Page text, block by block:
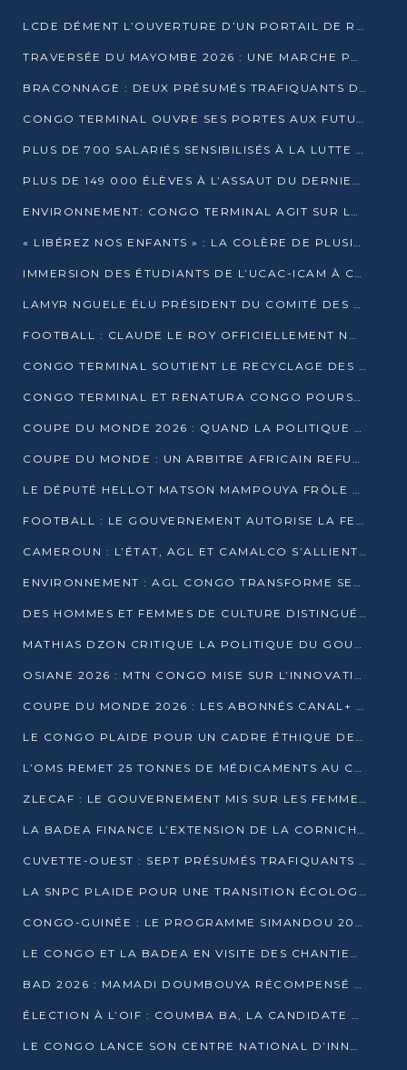
LCDE DÉMENT L’OUVERTURE D’UN PORTAIL DE RECRUTEMENT ET APPELLE À LA VIGILANCE
TRAVERSÉE DU MAYOMBE 2026 : UNE MARCHE POUR SENSIBILISER ET DÉPISTER AU DIABÈTE
BRACONNAGE : DEUX PRÉSUMÉS TRAFIQUANTS D’HIPPOPOTAME ÉCROUÉS À BRAZZAVILLE
CONGO TERMINAL OUVRE SES PORTES AUX FUTURS INGÉNIEURS DE L’UCAC-ICAM
PLUS DE 700 SALARIÉS SENSIBILISÉS À LA LUTTE CONTRE LA TUBERCULOSE À CONGO TERMINAL
PLUS DE 149 000 ÉLÈVES À L’ASSAUT DU DERNIER CEPE
ENVIRONNEMENT: CONGO TERMINAL AGIT SUR LE TERRAIN ET FORME LES PLUS JEUNES
« LIBÉREZ NOS ENFANTS » : LA COLÈRE DE PLUSIEURS MÈRES À BRAZZAVILLE CONTRE LA DGSP
IMMERSION DES ÉTUDIANTS DE L’UCAC-ICAM À CONGO TERMINAL
LAMYR NGUELE ÉLU PRÉSIDENT DU COMITÉ DES MEMBRES D’HONNEUR DU PCT
FOOTBALL : CLAUDE LE ROY OFFICIELLEMENT NOMMÉ SÉLECTIONNEUR DU CONGO
CONGO TERMINAL SOUTIENT LE RECYCLAGE DES DÉCHETS PLASTIQUES À POINTE-NOIRE
CONGO TERMINAL ET RENATURA CONGO POURSUIVENT LEUR COMBAT POUR LA BIODIVERSITÉ
COUPE DU MONDE 2026 : QUAND LA POLITIQUE MENACE L’UNIVERSALITÉ DU FOOTBALL
COUPE DU MONDE : UN ARBITRE AFRICAIN REFUSÉ À L’ENTRÉE DES ÉTATS-UNIS
LE DÉPUTÉ HELLOT MATSON MAMPOUYA FRÔLE LA MORT LORS D’UNE EMBUSCADE DZNS LE POOL
FOOTBALL : LE GOUVERNEMENT AUTORISE LA FECOFOOT À OCCUPER LES COMPLEXES SPORTIFS
CAMEROUN : L’ÉTAT, AGL ET CAMALCO S’ALLIENT POUR UN MÉGA-PROJET FERROVIAIRE
ENVIRONNEMENT : AGL CONGO TRANSFORME SES DÉCHETS EN OUTILS DE FORMATION
DES HOMMES ET FEMMES DE CULTURE DISTINGUÉS POUR LEUR ENGAGEMENT PAR BANTOU CULTURE
MATHIAS DZON CRITIQUE LA POLITIQUE DU GOUVERNEMENT ET ALERTE SUR LA DETTE DU CONGO
OSIANE 2026 : MTN CONGO MISE SUR L’INNOVATION POUR RELEVER LES DÉFIS AFRICAINS
COUPE DU MONDE 2026 : LES ABONNÉS CANAL+ AU CONGO DÉÇUS À QUELQUES JOURS DU COUP D’ENVOI
LE CONGO PLAIDE POUR UN CADRE ÉTHIQUE DE L’INTELLIGENCE ARTIFICIELLE À DAKAR
L’OMS REMET 25 TONNES DE MÉDICAMENTS AU CONGO POUR RENFORCER LA RIPOSTE AUX ÉPIDÉMIES
ZLECAF : LE GOUVERNEMENT MIS SUR LES FEMMES ENTREPRENEURES
LA BADEA FINANCE L’EXTENSION DE LA CORNICHE SUD DE BRAZZAVILLE
CUVETTE-OUEST : SEPT PRÉSUMÉS TRAFIQUANTS DE FAUNE INTERPELLÉS À EWO ET KELLÉ
LA SNPC PLAIDE POUR UNE TRANSITION ÉCOLOGIQUE PROGRESSIVE
CONGO-GUINÉE : LE PROGRAMME SIMANDOU 2040 AU CŒUR DES ÉCHANGES À LA BAD
LE CONGO ET LA BADEA EN VISITE DES CHANTIERS
BAD 2026 : MAMADI DOUMBOUYA RÉCOMPENSÉ PAR LE TROPHÉE BABACAR NDIAYE À BRAZZAVILLE
ÉLECTION À L’OIF : COUMBA BA, LA CANDIDATE DISCRÈTE QUI BOUSCULE LE JEU DIPLOMATIQUE
LE CONGO LANCE SON CENTRE NATIONAL D’INNOVATION